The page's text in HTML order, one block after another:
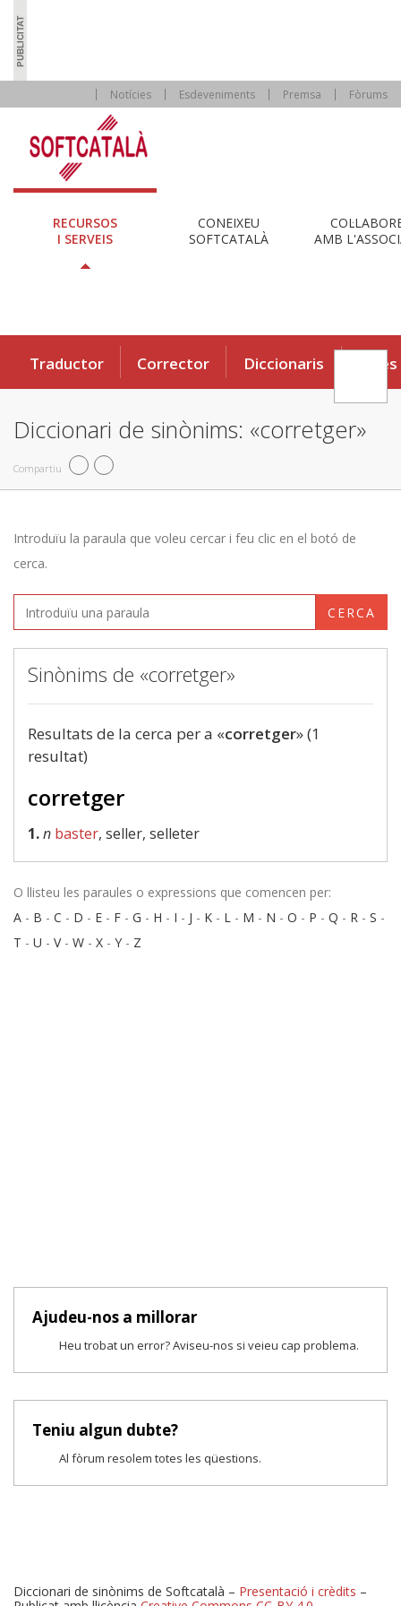
Notícies Esdeveniments Premsa Fòrums
RECURSOS
I SERVEIS
CONEIXEU
SOFTCATALÀ
AMB
Traductor Corrector Diccionaris Eines
Diccionari de sinònims: «corretger»
Compartiu
Introduïu la paraula que voleu cercar i feu clic en el botó de
cerca.
CERCA
Sinònims de «corretger»
Resultats de la cerca per a «corretger» (1
resultat)
corretger
1.n baster, seller, selleter
O llisteu les paraules o expressions que comencen per:
A - B - C - D - E - F - G - H - I - J - K - L - M - N - O - P - Q - R - S -
T - U - V- W - X - Y - Z
Ajudeu-nos a millorar
Heu trobat un error? Aviseu-nos si veieu cap problema.
Teniu algun dubte?
Al fòrum resolem totes les qüestions.
Diccionari de sinònims de Softcatalà – Presentació i crèdits –